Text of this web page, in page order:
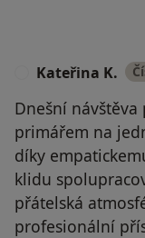
Kateřina K.
Dnešní
primářem na
díky
klidu
přátelská
profesionální